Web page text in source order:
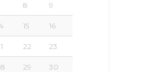
8 9
15 16
22 23
29 30